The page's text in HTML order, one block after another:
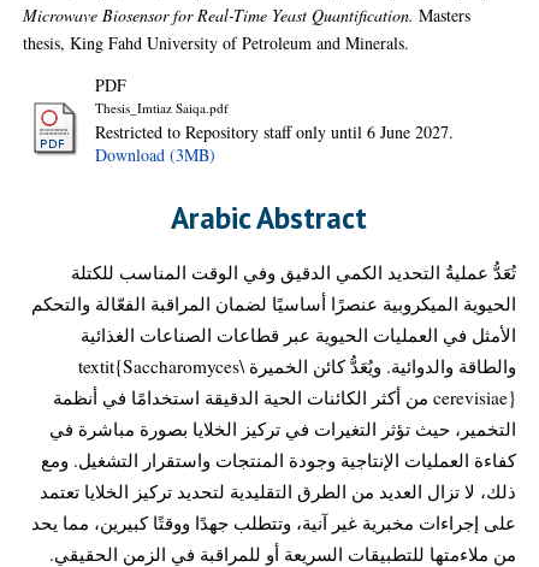
Microwave Biosensor for Real-Time Yeast Quantification. Masters
thesis, King Fahd University of Petroleum and Minerals.
PDF
Thesis_Imtiaz Saiqa.pdf
Restricted to Repository staff only until 6 June 2027.
Download (3MB)
Arabic Abstract
تُعَدُّ عمليةُ التحديد الكمي الدقيق وفي الوقت المناسب للكتلة
الحيوية الميكروبية عنصرًا أساسيًا لضمان المراقبة الفعّالة والتحكم
الأمثل في العمليات الحيوية عبر قطاعات الصناعات الغذائية
والطاقة والدوائية. ويُعَدُّ كائن الخميرة \textit{Saccharomyces
cerevisiae} من أكثر الكائنات الحية الدقيقة استخدامًا في أنظمة
التخمير، حيث تؤثر التغيرات في تركيز الخلايا بصورة مباشرة في
كفاءة العمليات الإنتاجية وجودة المنتجات واستقرار التشغيل. ومع
ذلك، لا تزال العديد من الطرق التقليدية لتحديد تركيز الخلايا تعتمد
على إجراءات مخبرية غير آنية، وتتطلب جهدًا ووقتًا كبيرين، مما يحد
من ملاءمتها للتطبيقات السريعة أو للمراقبة في الزمن الحقيقي.